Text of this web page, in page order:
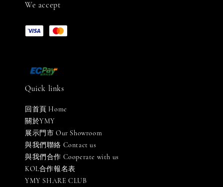
We accept
Quick links
回首頁 Home
關於YMY
展示門市 Our Showroom
與我們聯絡 Contact us
與我們合作 Cooperate with us
KOL合作報名表
YMY SHARE CLUB